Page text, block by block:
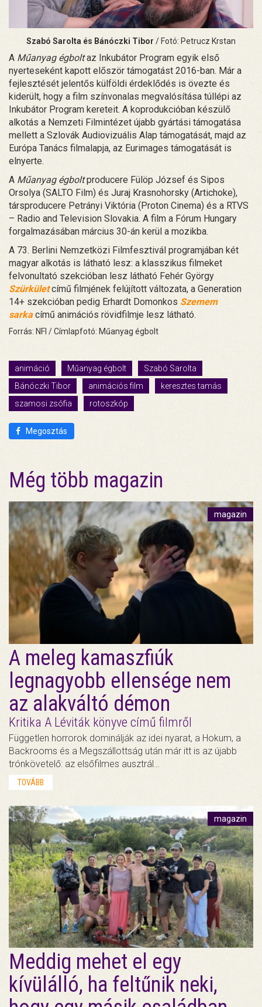
Szabó Sarolta és Bánóczki Tibor / Fotó: Petrucz Krstan
A Műanyag égboltaz Inkubátor Program egyik első
nyerteseként kapott először támogatást 2016-ban. Már a
fejlesztését jelentős külföldi érdeklődés is övezte és
kiderült, hogy a film színvonalas megvalósítása túllépi az
Inkubátor Program kereteit. A koprodukcióban készülő
alkotás a Nemzeti Filmintézet újabb gyártási támogatása
mellett a Szlovák Audiovizuális Alap támogatását, majd az
Európa Tanács filmalapja, az Eurimages támogatását is
elnyerte.
A Műanyag égboltproducere Fülöp József és Sipos
Orsolya (SALTO Film) és Juraj Krasnohorsky (Artichoke),
társproducere Petrányi Viktória (Proton Cinema) és a RTVS
– Radio and Television Slovakia. A film a Fórum Hungary
forgalmazásában március 30-án kerül a mozikba.
A 73. Berlini Nemzetközi Filmfesztivál programjában két
magyar alkotás is látható lesz: a klasszikus filmeket
felvonultató szekcióban lesz látható Fehér György
Szürkületcímű filmjének felújított változata, a Generation
14+ szekcióban pedig Erhardt Domonkos Szemem
sarka című animációs rövidfilmje lesz látható.
Forrás: NFI / Címlapfotó: Műanyag égbolt
animáció Műanyag égbolt
Szabó Sarolta
Bánóczki Tibor
animációs film
keresztes tamás
szamosi zsófia
rotoszkóp
Megosztás
Még több magazin
magazin
A meleg kamaszfiúk
legnagyobb ellensége nem
az alakváltó démon
Kritika A Léviták könyve című filmről
Független horrorok dominálják az idei nyarat, a Hokum, a
Backrooms és a Megszállottság után már itt is az újabb
trónkövetelő: az elsőfilmes ausztrál…
TOVÁBB
magazin
Meddig mehet el egy
kívülálló, ha feltűnik neki,